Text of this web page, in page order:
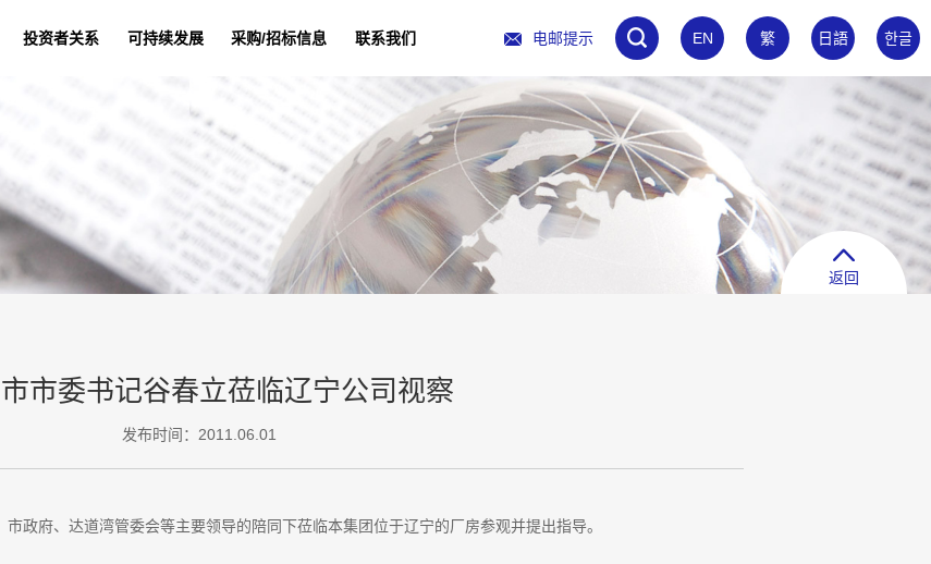
投资者关系 可持续发展 采购/招标信息 联系我们 电邮提示 EN 繁 日語 한글
返回
市委书记谷春立莅临辽宁公司视察
发布时间：2011.06.01
政府、达道湾管委会等主要领导的陪同下莅临本集团位于辽宁的厂房参观并提出指导。